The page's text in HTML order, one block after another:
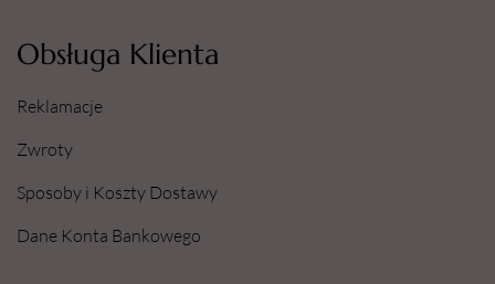
Obsługa Klienta
Reklamacje
Zwroty
Sposoby i Koszty Dostawy
Dane Konta Bankowego